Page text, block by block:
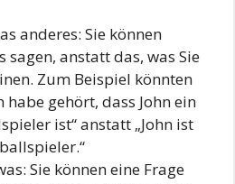
anderes: Sie können
sagen, anstatt das, was Sie
Zum Beispiel könnten
habe gehört, dass John ein
ist“ anstatt „John ist
Sie können eine Frage